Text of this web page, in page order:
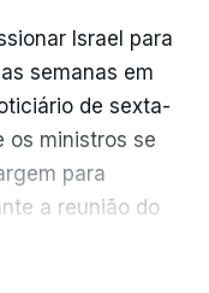
Israel para
semanas em
de sexta-
os ministros se
para
a reunião do